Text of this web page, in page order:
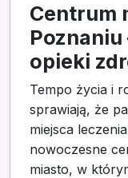
Centrum
opieki
Tempo życia i
sprawiają, że
miejsca
nowoczesne
miasto, w